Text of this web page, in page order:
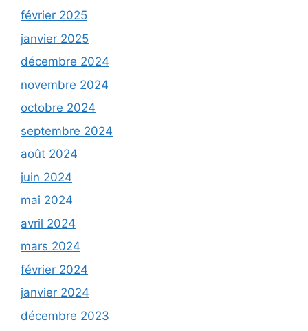
février 2025
janvier 2025
décembre 2024
novembre 2024
octobre 2024
septembre 2024
août 2024
juin 2024
mai 2024
avril 2024
mars 2024
février 2024
janvier 2024
décembre 2023